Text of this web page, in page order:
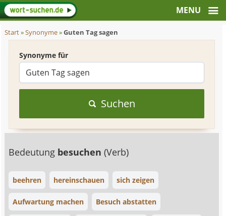
Start»Synonyme»Guten Tag sagen
Synonyme für
Suchen
Bedeutung besuchen(Verb)
beehren hereinschauen sich zeigen
Aufwartung machen Besuch abstatten